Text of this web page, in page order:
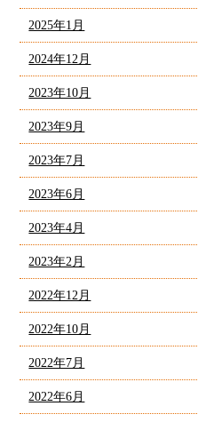
2025年1月
2024年12月
2023年10月
2023年9月
2023年7月
2023年6月
2023年4月
2023年2月
2022年12月
2022年10月
2022年7月
2022年6月